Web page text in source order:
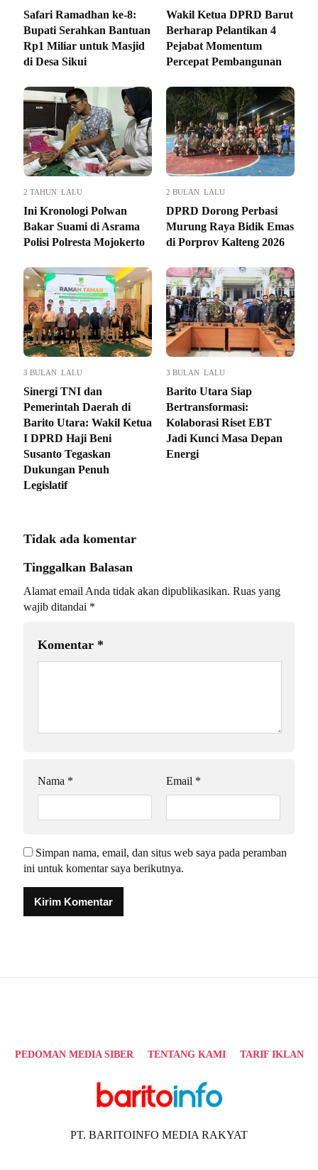
Safari Ramadhan ke-8:
Bupati Serahkan Bantuan
Rp1 Miliar untuk Masjid
di Desa Sikui
Wakil Ketua DPRD Barut
Berharap Pelantikan 4
Pejabat Momentum
Percepat Pembangunan
2 TAHUN LALU
Ini Kronologi Polwan
Bakar Suami di Asrama
Polisi Polresta Mojokerto
2 BULAN LALU
DPRD Dorong Perbasi
Murung Raya Bidik Emas
di Porprov Kalteng 2026
3 BULAN LALU
Sinergi TNI dan
Pemerintah Daerah di
Barito Utara: Wakil Ketua
I DPRD Haji Beni
Susanto Tegaskan
Dukungan Penuh
Legislatif
3 BULAN LALU
Barito Utara Siap
Bertransformasi:
Kolaborasi Riset EBT
Jadi Kunci Masa Depan
Energi
Tidak ada komentar
Tinggalkan Balasan
Alamat email Anda tidak akan dipublikasikan. Ruas yang
wajib ditandai *
Komentar *
Nama * Email *
Simpan nama, email, dan situs web saya pada peramban
ini untuk komentar saya berikutnya.
PEDOMAN MEDIA SIBER TENTANG KAMI TARIF IKLAN
PT. BARITOINFO MEDIA RAKYAT